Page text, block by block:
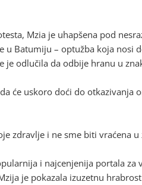
Mzia je uhapšena pod
u Batumiju – optužba koja nosi
je odlučila da odbije hranu u
će uskoro doći do otkazivanja
zdravlje i ne sme biti vraćena u
i najcenjenija portala za
je pokazala izuzetnu